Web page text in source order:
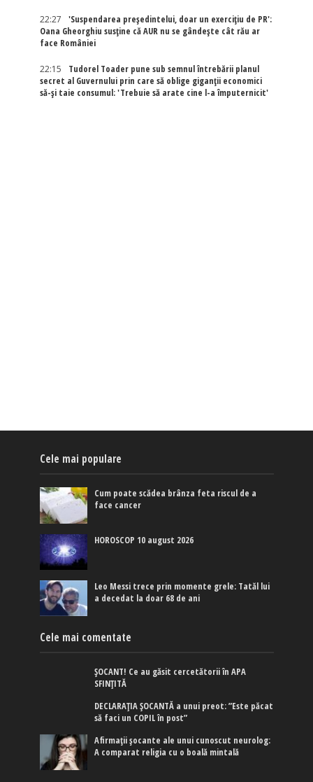
22:27
'Suspendarea președintelui, doar un exercițiu de PR':
Oana Gheorghiu susține că AUR nu se gândește cât rău ar
face României
22:15
Tudorel Toader pune sub semnul întrebării planul
secret al Guvernului prin care să oblige giganții economici
să-și taie consumul: 'Trebuie să arate cine l-a împuternicit'
Cele mai populare
Cum poate scădea brânza feta riscul de a
face cancer
HOROSCOP 10 august 2026
Leo Messi trece prin momente grele: Tatăl lui
a decedat la doar 68 de ani
Cele mai comentate
ȘOCANT! Ce au găsit cercetătorii în APA
SFINȚITĂ
DECLARAȚIA ȘOCANTĂ a unui preot: ”Este păcat
să faci un COPIL în post”
Afirmaţii şocante ale unui cunoscut neurolog:
A comparat religia cu o boală mintală